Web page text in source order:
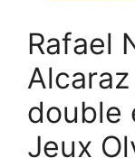
Rafael
double
Jeux